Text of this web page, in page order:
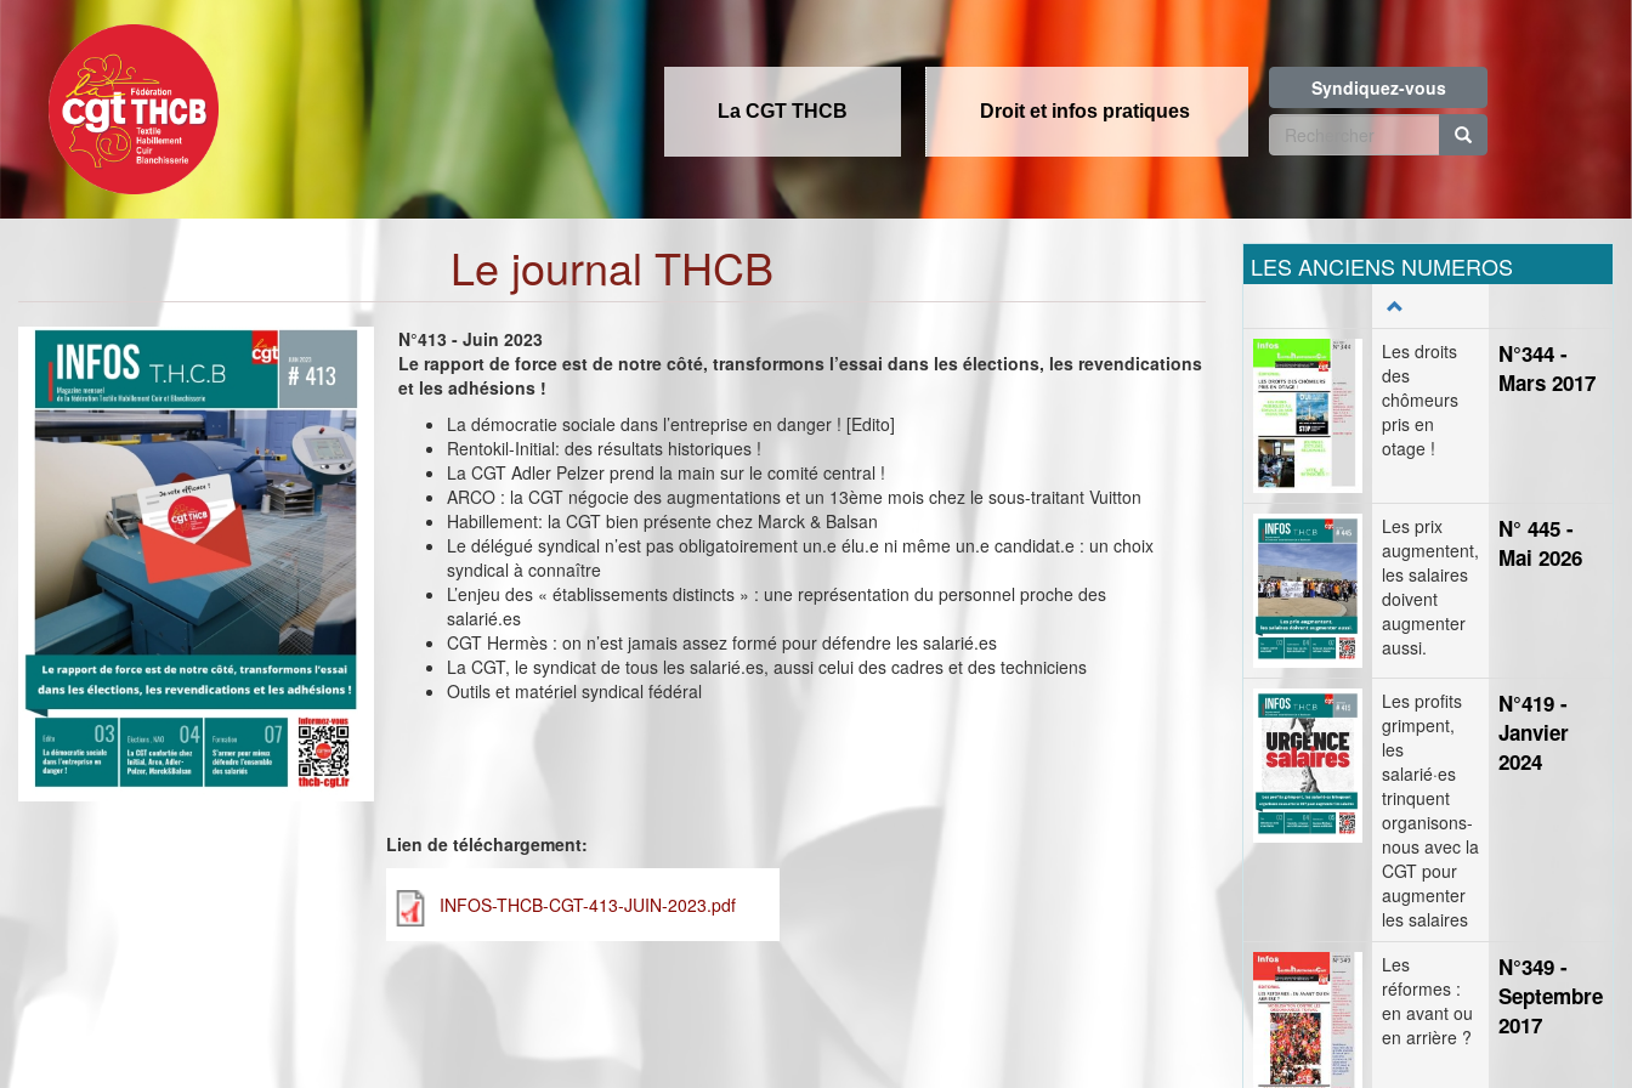
contenu
principal
La CGT THCB Droit et infos pratiques
Syndiquez-vous
Formulaire
recherche
Le journal THCB
N°413 - Juin 2023
Le rapport de force est de notre côté, transformons l’essai dans les élections, les revendications
et les adhésions !
La démocratie sociale dans l’entreprise en danger ! [Edito]
Rentokil-Initial: des résultats historiques !
La CGT Adler Pelzer prend la main sur le comité central !
ARCO : la CGT négocie des augmentations et un 13ème mois chez le sous-traitant Vuitton
Habillement: la CGT bien présente chez Marck & Balsan
Le délégué syndical n’est pas obligatoirement un.e élu.e ni même un.e candidat.e : un choix
syndical à connaître
L’enjeu des « établissements distincts » : une représentation du personnel proche des
salarié.es
CGT Hermès : on n’est jamais assez formé pour défendre les salarié.es
La CGT, le syndicat de tous les salarié.es, aussi celui des cadres et des techniciens
Outils et matériel syndical fédéral
Lien de téléchargement:
INFOS-THCB-CGT-413-JUIN-2023.pdf
LES ANCIENS NUMEROS
Les droits
des
chômeurs
pris en
otage !
N°344 -
Mars 2017
Les prix
augmentent,
les salaires
doivent
augmenter
aussi.
N° 445 -
Mai 2026
Les profits
grimpent,
les
salarié·es
trinquent
organisons-
nous avec la
CGT pour
augmenter
les salaires
N°419 -
Janvier
2024
Les
réformes :
en avant ou
en arrière ?
N°349 -
Septembre
2017